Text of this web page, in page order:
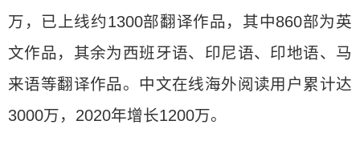
万，已上线约1300部翻译作品，其中860部为英
文作品，其余为西班牙语、印尼语、印地语、马
来语等翻译作品。中文在线海外阅读用户累计达
3000万，2020年增长1200万。